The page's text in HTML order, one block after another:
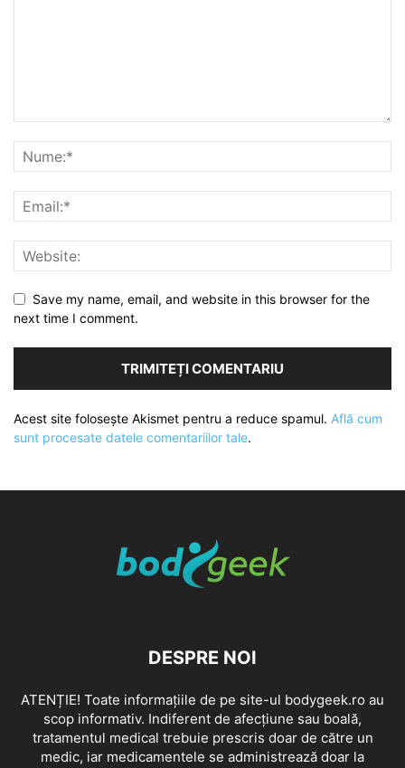
Save my name, email, and website in this browser for the
next time I comment.
Acest site folosește Akismet pentru a reduce spamul. Află cum
sunt procesate datele comentariilor tale.
DESPRE NOI
ATENȚIE! Toate informațiile de pe site-ul bodygeek.ro au
scop informativ. Indiferent de afecțiune sau boală,
tratamentul medical trebuie prescris doar de către un
medic, iar medicamentele se administrează doar la